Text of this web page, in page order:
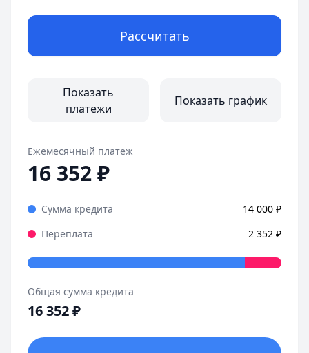
Рассчитать
Показать
платежи
Показать график
Ежемесячный платеж
16 352₽
Сумма кредита 14 000 ₽
Переплата
2 352 ₽
Общая сумма кредита
16 352₽